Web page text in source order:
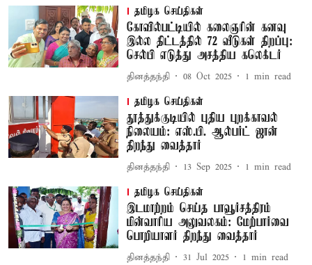
தமிழக செய்திகள்
கோவில்பட்டியில் கலைஞரின் கனவு
இல்ல திட்டத்தில் 72 வீடுகள் திறப்பு:
செல்பி எடுத்து அசத்திய கலெக்டர்
தினத்தந்தி 08 Oct 2025 1 min read
தமிழக செய்திகள்
தூத்துக்குடியில் புதிய புறக்காவல்
நிலையம்: எஸ்.பி. ஆல்பர்ட் ஜான்
திறந்து வைத்தார்
தினத்தந்தி 13 Sep 2025 1 min read
தமிழக செய்திகள்
இடமாற்றம் செய்த பாவூர்சத்திரம்
மின்வாரிய அலுவலகம்: மேற்பார்வை
பொறியாளர் திறந்து வைத்தார்
தினத்தந்தி 31 Jul 2025 1 min read